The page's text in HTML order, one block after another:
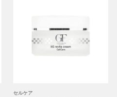
セルケア